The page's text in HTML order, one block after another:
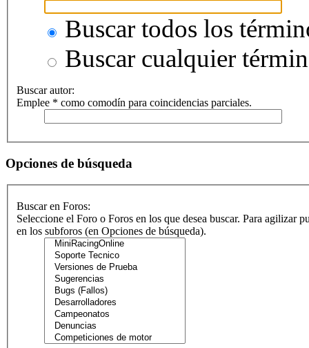
Buscar todos los
Buscar cualquier
Buscar autor:
Emplee * como comodín para coincidencias parciales.
Opciones de búsqueda
Buscar en Foros:
Seleccione el Foro o Foros en los que desea buscar. Para agilizar
en los subforos (en Opciones de búsqueda).